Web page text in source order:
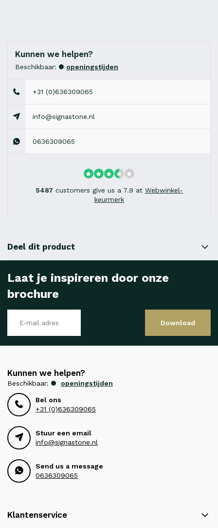
Kunnen we helpen?
Beschikbaar: openingstijden
+31 (0)636309065
info@signastone.nl
0636309065
5487 customers give us a 7.9 at Webwinkel-
keurmerk
Deel dit product
Laat je inspireren door onze
brochure
Download
Kunnen we helpen?
Beschikbaar: openingstijden
Bel ons
+31 (0)636309065
Stuur een email
info@signastone.nl
Send us a message
0636309065
Klantenservice